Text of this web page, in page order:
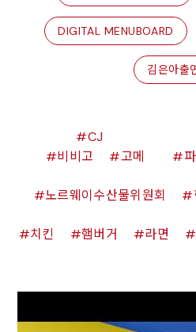
DIGITAL MENUBOARD
김은아출
CJ
비비고
고메
노르웨이수산물위원회
치킨 햄버거 라면